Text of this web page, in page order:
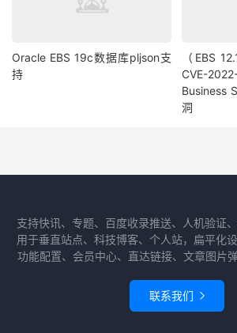
Oracle EBS 19c数据库pljson支
持
（EBS
CVE-
Business
洞
支持快讯、专题、百度收录推送、人机验证
用于垂直站点、科技博客、个人站，扁平化
功能配置、会员中心、直达链接、文章图片
联系我们 